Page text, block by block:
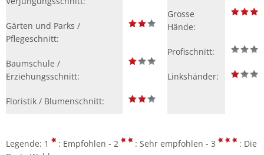
Gärten und Parks /
Pflegeschnitt:
Baumschule /
Erziehungsschnitt:
Floristik / Blumenschnitt:
Grosse
Hände:
Profischnitt:
Linkshänder:
Legende: 1 : Empfohlen - 2 : Sehr empfohlen - 3
: Die